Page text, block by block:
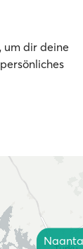
, um dir deine